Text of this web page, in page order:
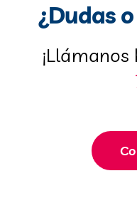
¿Dudas